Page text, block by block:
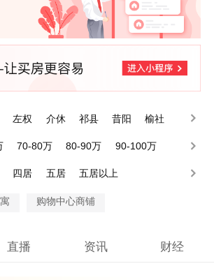
左权 介休 祁县 昔阳
榆社
70-80万 80-90万
90-100万
四居 五居 五居以上
购物中心商铺
直播 资讯 财经